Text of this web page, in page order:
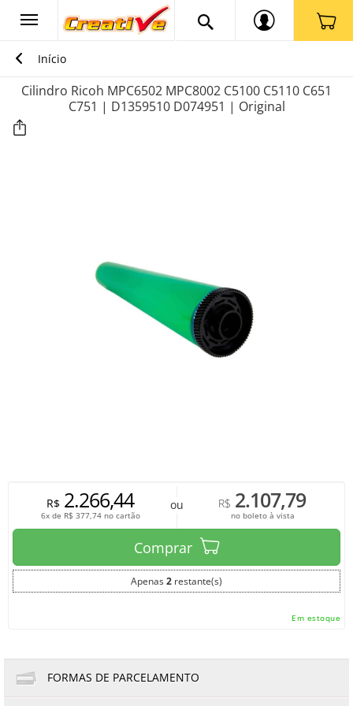
Início
Cilindro Ricoh MPC6502 MPC8002 C5100 C5110 C651
C751 | D1359510 D074951 | Original
R$2.266,44
6x de R$ 377,74 no cartão
ou R$2.107,79
no boleto à vista
Comprar
Apenas2 restante(s)
Em estoque
FORMAS DE PARCELAMENTO